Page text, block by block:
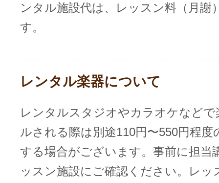
ンタル施設代は、レッスン料（月謝
す。
レンタル楽器について
レンタルスタジオやカラオケなど
ルされる際は別途110円〜550円程度
する場合がございます。事前に担当
ッスン施設にご確認ください。レッ